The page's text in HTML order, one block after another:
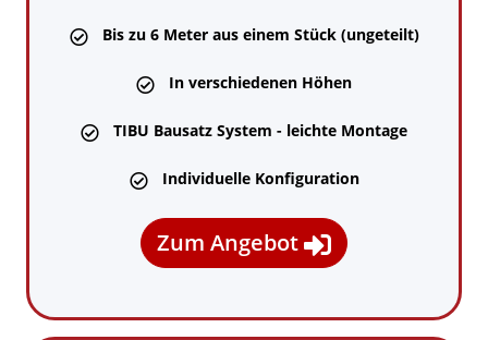
 Bis zu 6 Meter aus einem Stück (ungeteilt)
 In verschiedenen Höhen
 TIBU Bausatz System - leichte Montage
 Individuelle Konfiguration
Zum Angebot 